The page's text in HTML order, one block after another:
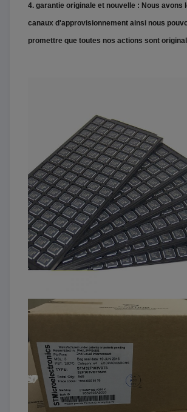
4. garantie originale et nouvelle : Nous avons
canaux d'approvisionnement ainsi nous
promettre que toutes nos actions sont